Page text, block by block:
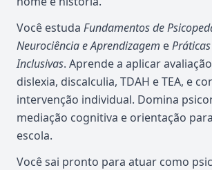
Você estuda Fundamentos de
Neurociência e Aprendizagem e
Inclusivas. Aprende a aplicar
dislexia, discalculia, TDAH e TEA, e
intervenção individual. Domina
mediação cognitiva e orientação
escola.
Você sai pronto para atuar como